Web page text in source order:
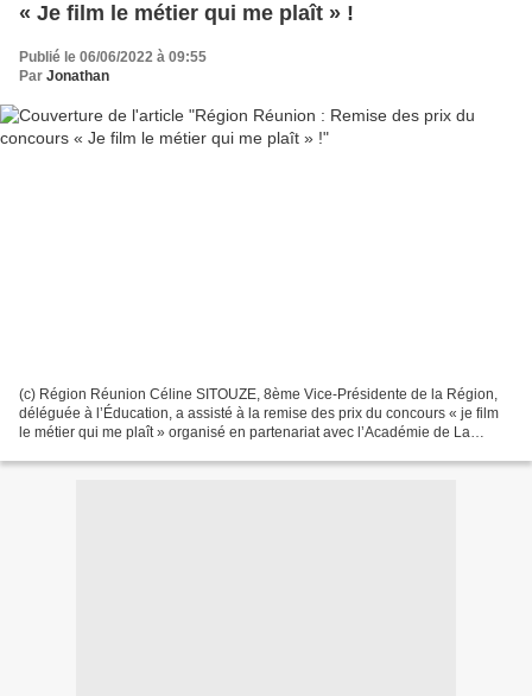
« Je film le métier qui me plaît » !
Publié le 06/06/2022 à 09:55
Par Jonathan
(c) Région Réunion Céline SITOUZE, 8ème Vice-Présidente de la Région,
déléguée à l’Éducation, a assisté à la remise des prix du concours « je film
le métier qui me plaît » organisé en partenariat avec l’Académie de La